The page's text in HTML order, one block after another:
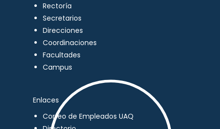
Rectoría
Secretarios
Direcciones
Coordinaciones
Facultades
Campus
Enlaces
Correo de Empleados UAQ